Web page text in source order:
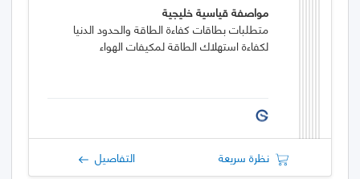
مواصفة قياسية خليجية
متطلبات بطاقات كفاءة الطاقة والحدود الدنيا
لكفاءة استهلاك الطاقة لمكيفات الهواء
نظرة سريعة التفاصيل